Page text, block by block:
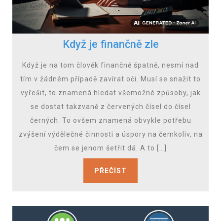
Když je finančně zle
Když je na tom člověk finančně špatně, nesmí nad
tím v žádném případě zavírat oči. Musí se snažit to
vyřešit, to znamená hledat všemožné způsoby, jak
se dostat takzvaně z červených čísel do čísel
černých. To ovšem znamená obvykle potřebu
zvýšení výdělečné činnosti a úspory na čemkoliv, na
čem se jenom šetřit dá. A to […]
PŘEČÍST